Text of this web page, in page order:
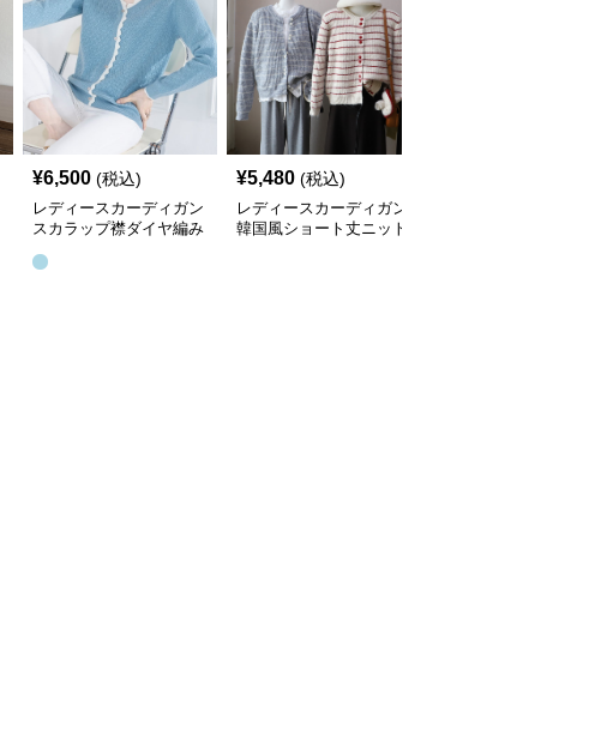
¥6,500 (税込)
レディースカーディガン
スカラップ襟ダイヤ編み
¥5,480 (税込)
レディースカーディガン
韓国風ショート丈ニット